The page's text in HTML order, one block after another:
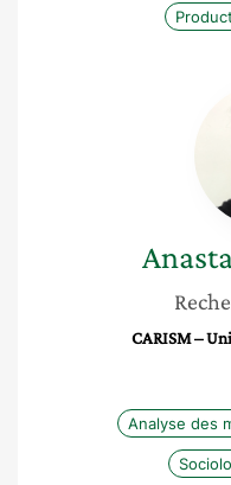
CARISM –
Analyse des